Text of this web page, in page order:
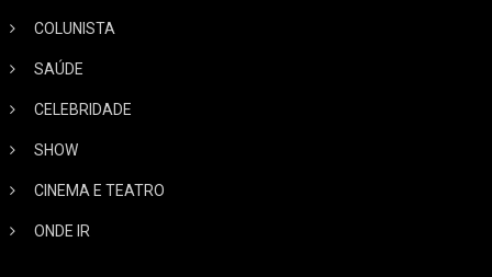
COLUNISTA
SAÚDE
CELEBRIDADE
SHOW
CINEMA E TEATRO
ONDE IR